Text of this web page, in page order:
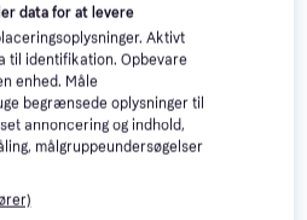
Eller 3 betalinger af 194 kr.
9+ butikker
200+
data for at levere
Aktivt
til identifikation. Opbevare
enhed. Måle
begrænsede oplysninger til
annoncering og indhold,
målgruppeundersøgelser